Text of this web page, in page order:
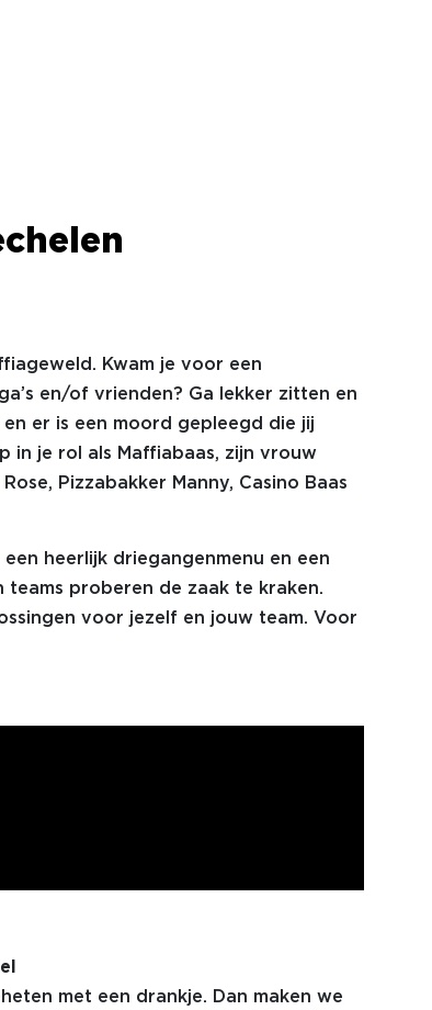
Kwam je voor een
en/of vrienden? Ga lekker zitten en
er is een moord gepleegd die jij
in je rol als Maffiabaas, zijn vrouw
Pizzabakker Manny, Casino Baas
heerlijk driegangenmenu en een
teams proberen de zaak te kraken.
voor jezelf en jouw team. Voor
met een drankje. Dan maken we